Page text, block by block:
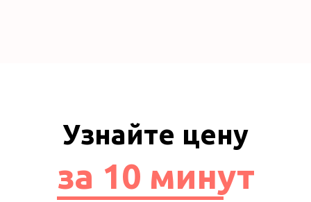
Узнайте цену
за 10 минут